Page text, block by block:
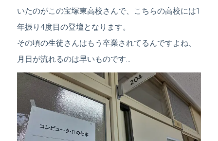
いたのがこの宝塚東高校さんで、こちらの高校には1
年振り4度目の登壇となります。
その頃の生徒さんはもう卒業されてるんですよね、
月日が流れるのは早いものです…